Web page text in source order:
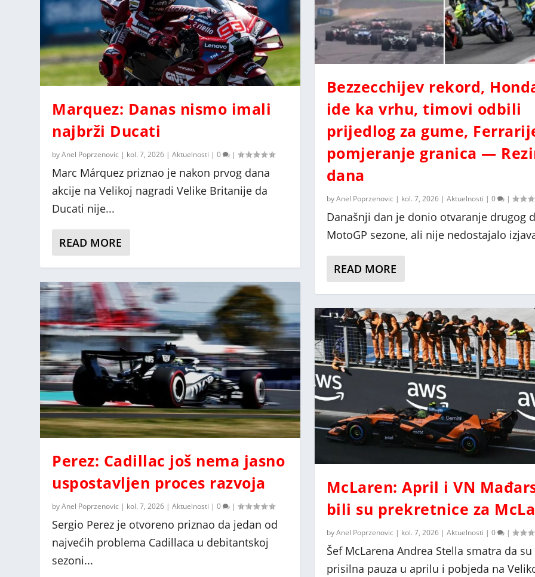
Marquez: Danas nismo imali
najbrži Ducati
byAnel Poprzenovic | kol. 7, 2026 |Aktuelnosti |0 |
Marc Márquez priznao je nakon prvog dana
akcije na Velikoj nagradi Velike Britanije da
Ducati nije...
READ MORE
Perez: Cadillac još nema jasno
uspostavljen proces razvoja
byAnel Poprzenovic | kol. 7, 2026 |Aktuelnosti |0 |
Sergio Perez je otvoreno priznao da jedan od
najvećih problema Cadillaca u debitantskoj
sezoni...
Bezzecchijev rekord,
ide ka vrhu, timovi odbili
prijedlog za gume,
pomjeranje granica —
dana
byAnel Poprzenovic | kol. 7, 2026| Aktuelnosti | 0 |
Današnji dan je donio otvaranje drugog
MotoGP sezone, ali nije nedostajalo
READ MORE
McLaren: April i VN
bili su prekretnice za
byAnel Poprzenovic | kol. 7, 2026| Aktuelnosti | 0 |
Šef McLarena Andrea Stella smatra da su
prisilna pauza u aprilu i pobjeda na